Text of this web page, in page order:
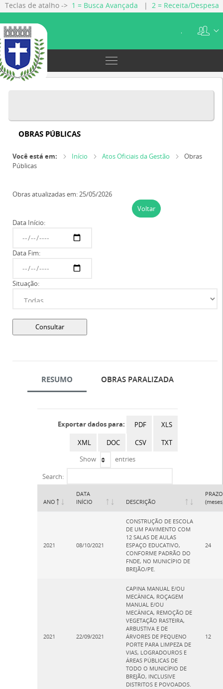
Teclas de atalho -> 1 = Busca Avançada | 2 = Receita/Despesa
|3 = Gestão Fiscal|4 = Servidores|5 = Licitações|6 =
Contratos
.
OBRAS PÚBLICAS
Você está em: Início Atos Oficiais da Gestão
Públicas
Obras atualizadas em: 25/05/2026
Voltar
Data Início:
Data Fim:
Situação:
RESUMO OBRAS PARALIZADA
Exportar dados para: PDF XLS
XML DOC CSV
TXT
Show
entries
Search:
ANO
DATA
INÍCIO
DESCRIÇÃO
PRAZO
2021 08/10/2021
CONSTRUÇÃO DE ESCOLA
DE UM PAVIMENTO COM
12 SALAS DE AULAS
ESPAÇO EDUCATIVO,
CONFORME PADRÃO DO
FNDE, NO MUNICÍPIO DE
BREJÃO/PE.
24
2021 22/09/2021
CAPINA MANUAL E/OU
MECÂNICA, ROÇAGEM
MANUAL E/OU
MECÂNICA, REMOÇÃO DE
VEGETAÇÃO RASTEIRA,
ARBUSTIVA E DE
ÁRVORES DE PEQUENO
PORTE PARA LIMPEZA DE
VIAS, LOGRADOUROS E
ÁREAS PÚBLICAS DE
TODO O MUNICÍPIO DE
BREJÃO, INCLUSIVE
DISTRITOS E POVOADOS.
12